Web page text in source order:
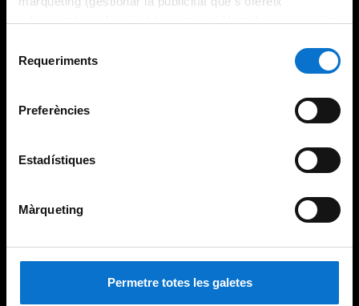
adequant-la en funció dels vostres hàbits de navegació).
consultar laPolítica de galetes del lloc web de la
Requeriments
Preferències
Estadístiques
Màrqueting
Permetre totes les galetes